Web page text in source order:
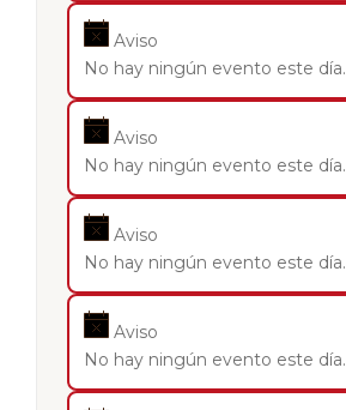
Aviso
No hay ningún evento este día.
Aviso
No hay ningún evento este día.
Aviso
No hay ningún evento este día.
Aviso
No hay ningún evento este día.